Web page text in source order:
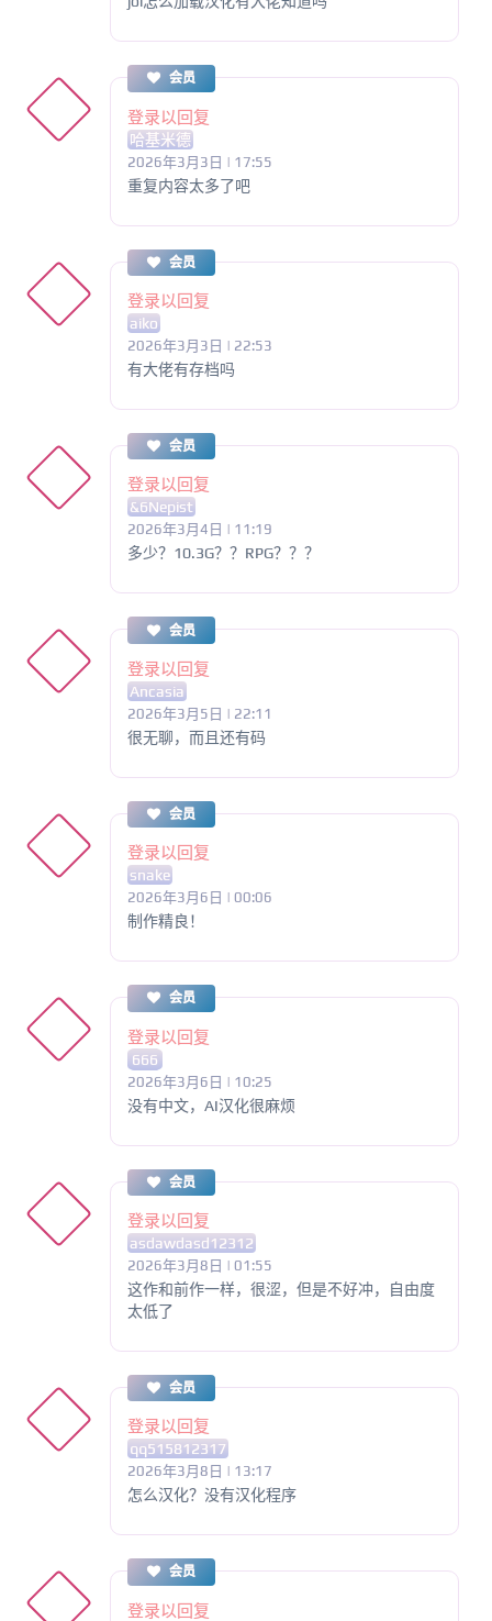
会员
登录以回复
哈基米德
2026年3月3日 | 17:55
重复内容太多了吧
会员
登录以回复
aiko
2026年3月3日 | 22:53
有大佬有存档吗
会员
登录以回复
&6Nepist
2026年3月4日 | 11:19
多少？10.3G？？RPG？？？
会员
登录以回复
Ancasia
2026年3月5日 | 22:11
很无聊，而且还有码
会员
登录以回复
snake
2026年3月6日 | 00:06
制作精良！
会员
登录以回复
666
2026年3月6日 | 10:25
没有中文，AI汉化很麻烦
会员
登录以回复
asdawdasd12312
2026年3月8日 | 01:55
这作和前作一样，很涩，但是不好冲，自由度
太低了
会员
登录以回复
qq515812317
2026年3月8日 | 13:17
怎么汉化？没有汉化程序
会员
登录以回复